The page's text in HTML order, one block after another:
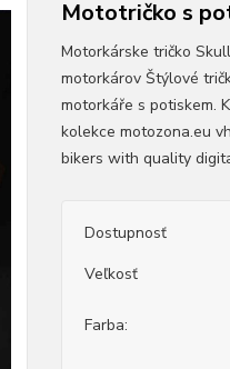
Mototričko s
Motorkárske tričko
motorkárov Štýlové
motorkáře s potiskem.
kolekce motozona.eu
bikers with quality
Dostupnosť
Veľkosť
Farba: